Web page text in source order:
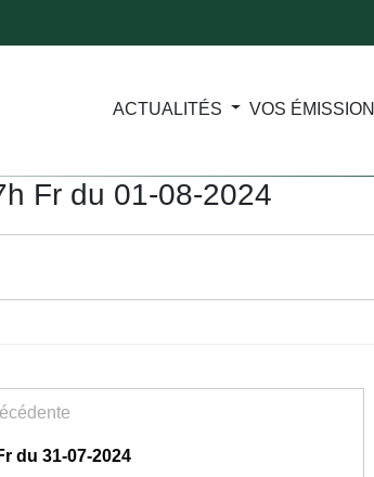
ACTUALITÉS VOS
Fr du 01-08-2024
du 31-07-2024